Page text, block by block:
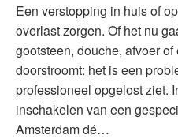
Een verstopping in huis of
overlast zorgen. Of het nu
gootsteen, douche, afvoer
doorstroomt: het is een
professioneel opgelost ziet.
inschakelen van een
Amsterdam dé…